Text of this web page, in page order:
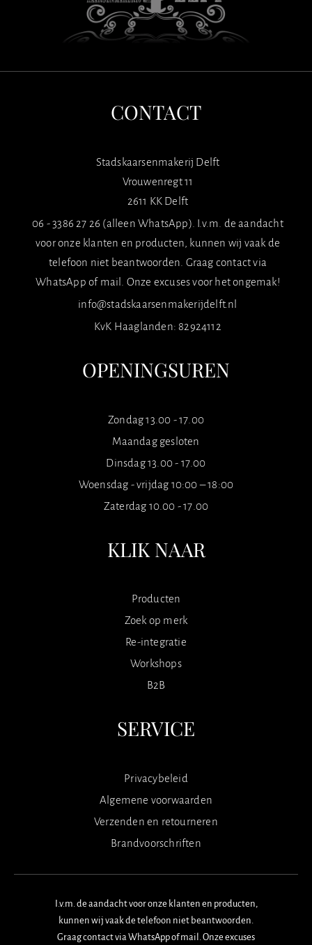
CONTACT
Stadskaarsenmakerij Delft
Vrouwenregt 11
2611 KK Delft
06 - 3386 27 26 (alleen WhatsApp). I.v.m. de aandacht
voor onze klanten en producten, kunnen wij vaak de
telefoon niet beantwoorden. Graag contact via
WhatsApp of mail. Onze excuses voor het ongemak!
info@stadskaarsenmakerijdelft.nl
KvK Haaglanden: 82924112
OPENINGSUREN
Zondag 13.00 - 17.00
Maandag gesloten
Dinsdag 13.00 - 17.00
Woensdag - vrijdag 10:00 – 18:00
Zaterdag 10.00 - 17.00
KLIK NAAR
Producten
Zoek op merk
Re-integratie
Workshops
B2B
SERVICE
Privacybeleid
Algemene voorwaarden
Verzenden en retourneren
Brandvoorschriften
I.v.m. de aandacht voor onze klanten en producten,
kunnen wij vaak de telefoon niet beantwoorden.
Graag contact via WhatsApp of mail. Onze excuses